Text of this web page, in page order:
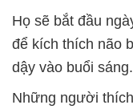
Họ sẽ bắt đầu
để kích thích não
dậy vào buổi sáng.
Những người